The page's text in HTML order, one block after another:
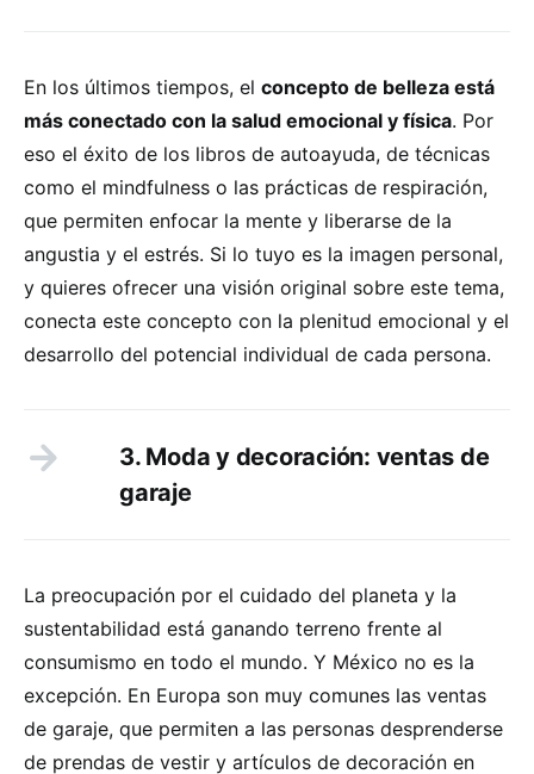
En los últimos tiempos, el concepto de belleza está
más conectado con la salud emocional y física. Por
eso el éxito de los libros de autoayuda, de técnicas
como el mindfulness o las prácticas de respiración,
que permiten enfocar la mente y liberarse de la
angustia y el estrés. Si lo tuyo es la imagen personal,
y quieres ofrecer una visión original sobre este tema,
conecta este concepto con la plenitud emocional y el
desarrollo del potencial individual de cada persona.
3. Moda y decoración: ventas de
garaje
La preocupación por el cuidado del planeta y la
sustentabilidad está ganando terreno frente al
consumismo en todo el mundo. Y México no es la
excepción. En Europa son muy comunes las ventas
de garaje, que permiten a las personas desprenderse
de prendas de vestir y artículos de decoración en